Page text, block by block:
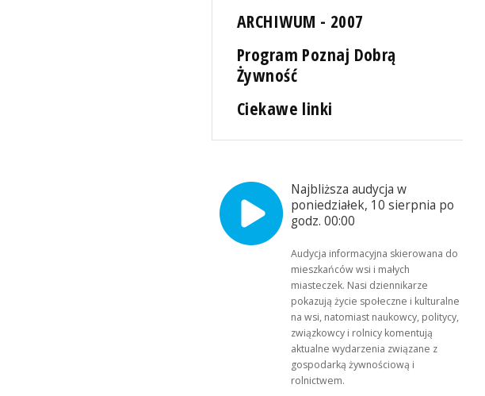
ARCHIWUM - 2007
Program Poznaj Dobrą
Żywność
Ciekawe linki
Najbliższa audycja w
poniedziałek, 10 sierpnia po
godz. 00:00
Audycja informacyjna skierowana do
mieszkańców wsi i małych
miasteczek. Nasi dziennikarze
pokazują życie społeczne i kulturalne
na wsi, natomiast naukowcy, politycy,
związkowcy i rolnicy komentują
aktualne wydarzenia związane z
gospodarką żywnościową i
rolnictwem.